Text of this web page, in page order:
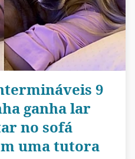
9
ganha lar
no sofá
uma tutora